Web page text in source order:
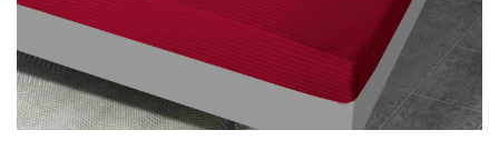
Lenjerii De Pat Bumbac Satinat 2
Persoane
Lenjerii De Pat Volanase
Lenjerii De Pat, Finet Premium 3D,
2 Persoane